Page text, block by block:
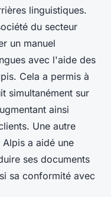
linguistiques.
du secteur
un manuel
avec l'aide des
Cela a permis à
simultanément sur
ainsi
Une autre
a aidé une
ses documents
sa conformité avec